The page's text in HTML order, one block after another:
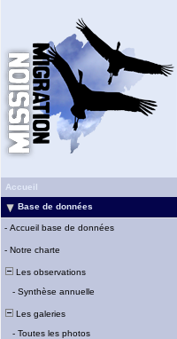
Accueil
Base de données
- Accueil base de données
- Notre charte
Les observations
- Synthèse annuelle
Les galeries
- Toutes les photos